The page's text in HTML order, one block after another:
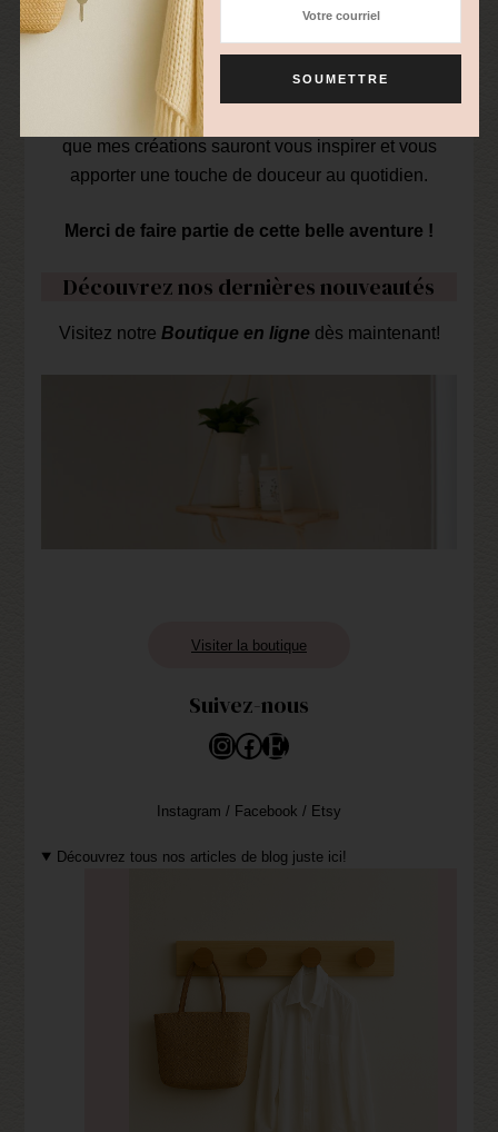
Je suis honorée de pouvoir partager mon univers et
ma passion avec vous. Que ce soit pour embellir
votre maison ou offrir un cadeau unique, j’espère
que mes créations sauront vous inspirer et vous
apporter une touche de douceur au quotidien.
Merci de faire partie de cette belle aventure !
Découvrez nos dernières nouveautés
Visitez notre Boutique en ligne dès maintenant!
Visiter la boutique
Suivez-nous
Instagram
Facebook
Etsy
Instagram / Facebook / Etsy
Découvrez tous nos articles de blog juste ici!